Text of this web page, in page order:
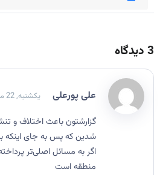
3 دیدگاه
علی پورعلی یکشنبه, 22 مهر 1403 در 10:47 ق.ظ
گزارشتون باعث اختلاف و
شدین که پس به جای اینکه
اگر به مسائل اصلی‌تر
منطقه است